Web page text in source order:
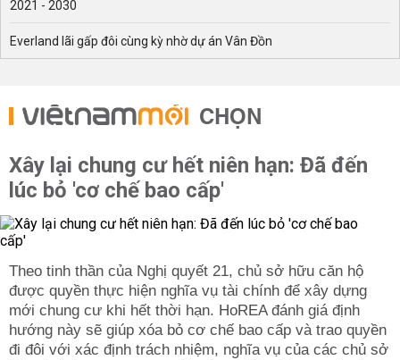
2021 - 2030
Everland lãi gấp đôi cùng kỳ nhờ dự án Vân Đồn
CHỌN
Xây lại chung cư hết niên hạn: Đã đến
lúc bỏ 'cơ chế bao cấp'
Theo tinh thần của Nghị quyết 21, chủ sở hữu căn hộ
được quyền thực hiện nghĩa vụ tài chính để xây dựng
mới chung cư khi hết thời hạn. HoREA đánh giá định
hướng này sẽ giúp xóa bỏ cơ chế bao cấp và trao quyền
đi đôi với xác định trách nhiệm, nghĩa vụ của các chủ sở